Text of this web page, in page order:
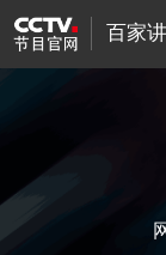
百家